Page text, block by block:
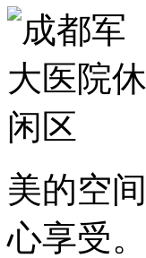
美的空
心享受。